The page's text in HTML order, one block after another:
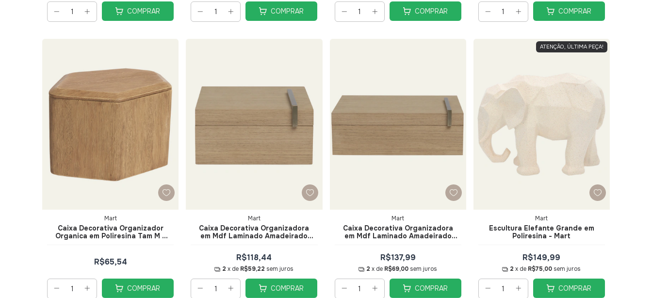
COMPRAR COMPRAR COMPRAR COMPRAR
Mart
Caixa Decorativa Organizador
Organica em Poliresina Tam M -
R$65,54
COMPRAR
Mart
Caixa Decorativa Organizadora
em Mdf Laminado Amadeirado
R$118,44
2 x de R$59,22 sem juros
COMPRAR
Mart
Caixa Decorativa Organizadora
em Mdf Laminado Amadeirado
R$137,99
2 x de R$69,00 sem juros
COMPRAR
ATENÇÃO, ÚLTIMA PEÇA!
Mart
Escultura Elefante Grande em
Poliresina - Mart
R$149,99
2 x de R$75,00 sem juros
COMPRAR